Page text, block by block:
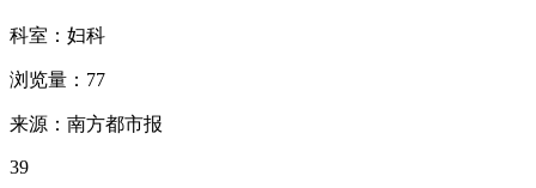
科室：妇科
浏览量：77
来源：南方都市报
39